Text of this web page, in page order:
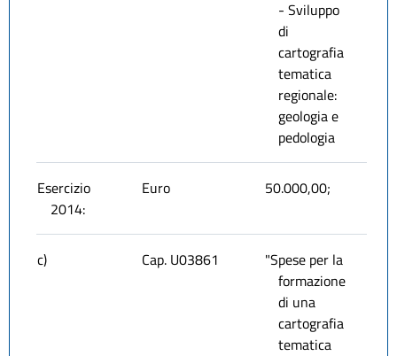
- Sviluppo
di
cartografia
tematica
regionale:
geologia e
pedologia
Esercizio
2014:
Euro 50.000,00;
c) Cap. U03861
"Spese per la
formazione
di una
cartografia
tematica